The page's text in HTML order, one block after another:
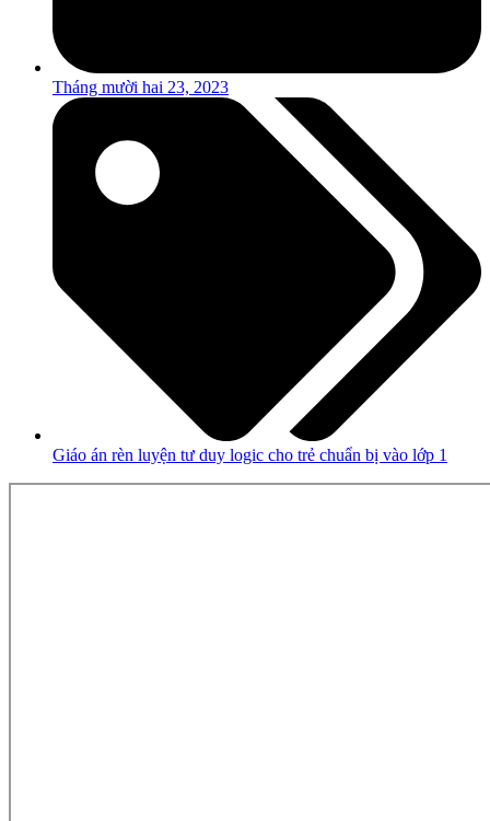
Tháng mười hai 23, 2023
Giáo án rèn luyện tư duy logic cho trẻ chuẩn bị vào lớp 1